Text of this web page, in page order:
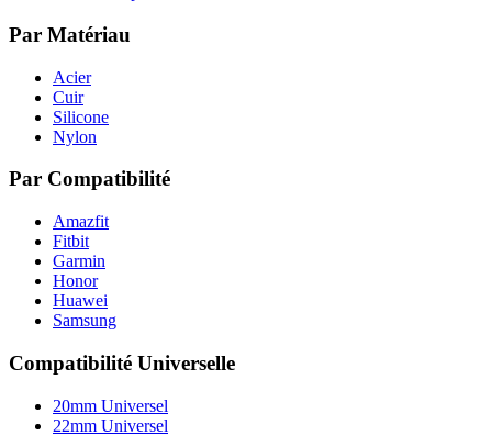
Par Matériau
Acier
Cuir
Silicone
Nylon
Par Compatibilité
Amazfit
Fitbit
Garmin
Honor
Huawei
Samsung
Compatibilité Universelle
20mm Universel
22mm Universel